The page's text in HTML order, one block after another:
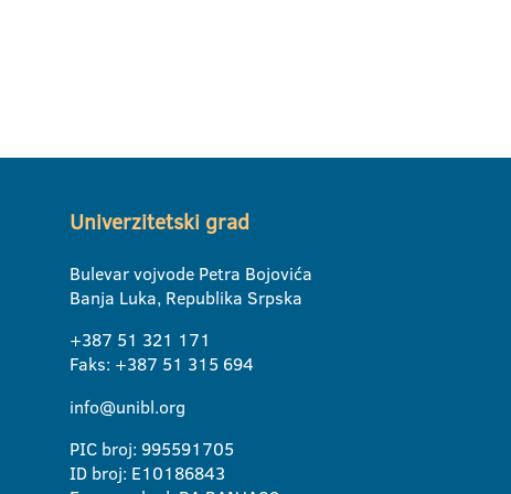
Univerzitetski grad
Bulevar vojvode Petra Bojovića
Banja Luka, Republika Srpska
+387 51 321 171
Faks: +387 51 315 694
info@unibl.org
PIC broj: 995591705
ID broj: E10186843